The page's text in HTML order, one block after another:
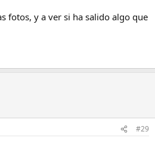
fotos, y a ver si ha salido algo que
#29